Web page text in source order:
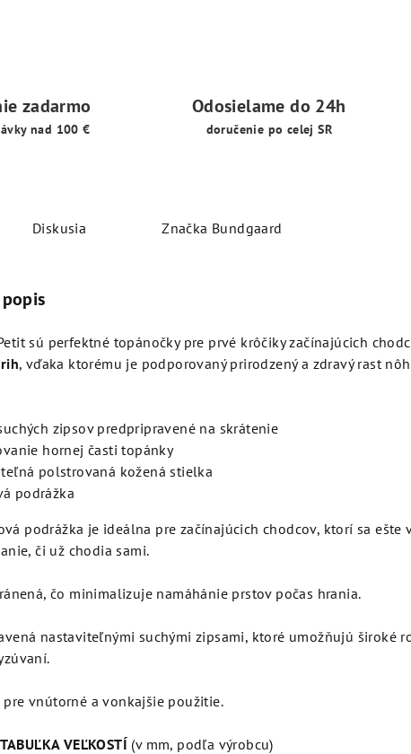
zadarmo
nad 100 €
Odosielame do 24h
doručenie po celej SR
Diskusia Značka Bundgaard
sú perfektné topánočky pre prvé krôčikyzačínajúcich
, vďaka ktorému je podporovaný prirodzený a zdravý rast nôh
zipsov predpripravené na skrátenie
hornej časti topánky
polstrovaná kožená stielka
podrážka
podrážka je ideálna pre začínajúcich chodcov, ktorí sa ešte
či už chodia sami.
čo minimalizuje namáhánie prstov počas hrania.
nastaviteľnými suchými zipsami, ktoré umožňujú široké
pre vnútorné a vonkajšie použitie.
VEĽKOSTÍ (v mm, podľa výrobcu)